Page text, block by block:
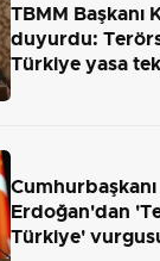
TBMM Başkanı
duyurdu:
Türkiye yasa
Cumhurbaşkanı
Erdoğan'dan
Türkiye'